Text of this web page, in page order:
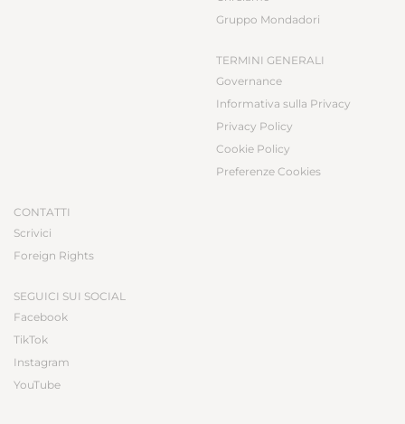
Gruppo Mondadori
TERMINI GENERALI
Governance
Informativa sulla Privacy
Privacy Policy
Cookie Policy
Preferenze Cookies
CONTATTI
Scrivici
Foreign Rights
SEGUICI SUI SOCIAL
Facebook
TikTok
Instagram
YouTube